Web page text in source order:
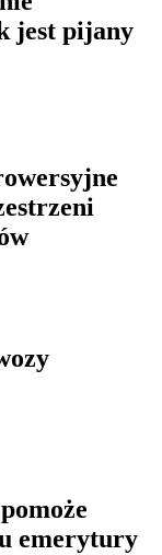
jest pijany
emerytury